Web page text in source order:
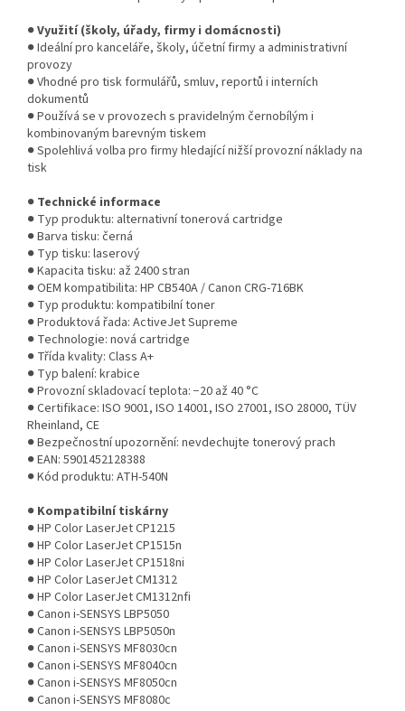
●Využití (školy, úřady, firmy i domácnosti)
● Ideální pro kanceláře, školy, účetní firmy a administrativní
provozy
● Vhodné pro tisk formulářů, smluv, reportů i interních
dokumentů
● Používá se v provozech s pravidelným černobílým i
kombinovaným barevným tiskem
● Spolehlivá volba pro firmy hledající nižší provozní náklady na
tisk
● Technické informace
● Typ produktu: alternativní tonerová cartridge
● Barva tisku: černá
● Typ tisku: laserový
● Kapacita tisku: až 2400 stran
● OEM kompatibilita: HP CB540A / Canon CRG-716BK
● Typ produktu: kompatibilní toner
● Produktová řada: ActiveJet Supreme
● Technologie: nová cartridge
● Třída kvality: Class A+
● Typ balení: krabice
● Provozní skladovací teplota: −20 až 40 °C
● Certifikace: ISO 9001, ISO 14001, ISO 27001, ISO 28000, TÜV
Rheinland, CE
● Bezpečnostní upozornění: nevdechujte tonerový prach
● EAN: 5901452128388
● Kód produktu: ATH-540N
● Kompatibilní tiskárny
● HP Color LaserJet CP1215
● HP Color LaserJet CP1515n
● HP Color LaserJet CP1518ni
● HP Color LaserJet CM1312
● HP Color LaserJet CM1312nfi
● Canon i-SENSYS LBP5050
● Canon i-SENSYS LBP5050n
● Canon i-SENSYS MF8030cn
● Canon i-SENSYS MF8040cn
● Canon i-SENSYS MF8050cn
● Canon i-SENSYS MF8080c